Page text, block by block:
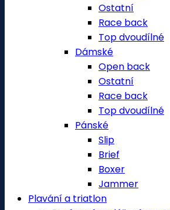
Ostatní
Race back
Top dvoudílné
Dámské
Open back
Ostatní
Race back
Top dvoudílné
Pánské
Slip
Brief
Boxer
Jammer
Plavání a triatlon